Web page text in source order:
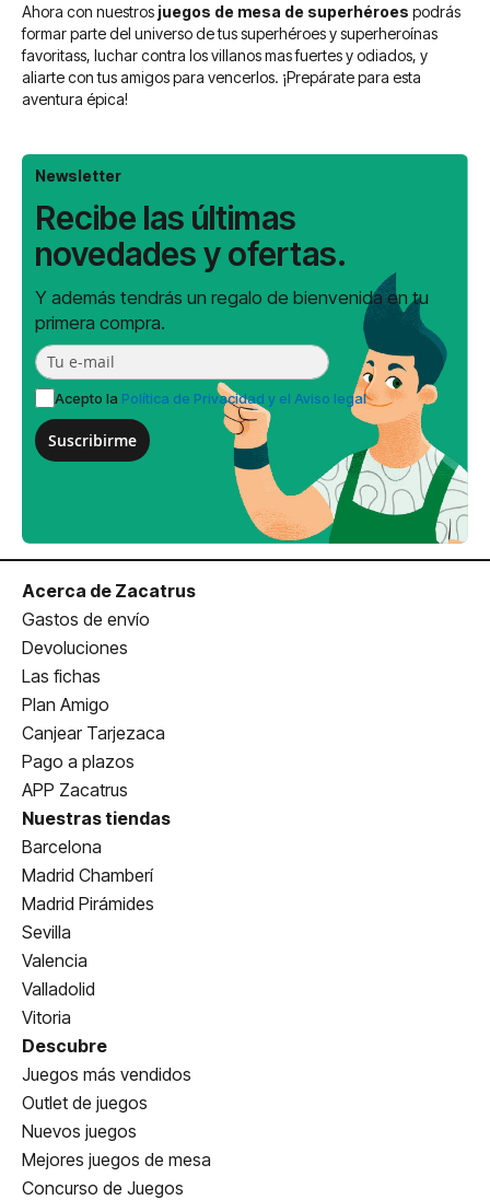
Ahora con nuestros juegos de mesa de superhéroes podrás
formar parte del universo de tus superhéroes y superheroínas
favoritass, luchar contra los villanos mas fuertes y odiados, y
aliarte con tus amigos para vencerlos. ¡Prepárate para esta
aventura épica!
Newsletter
Recibe las últimas
novedades y ofertas.
Y además tendrás un regalo de bienvenida en tu
primera compra.
Acepto la Política de Privacidad y el Aviso legal
Suscribirme
Acerca de Zacatrus
Gastos de envío
Devoluciones
Las fichas
Plan Amigo
Canjear Tarjezaca
Pago a plazos
APP Zacatrus
Nuestras tiendas
Barcelona
Madrid Chamberí
Madrid Pirámides
Sevilla
Valencia
Valladolid
Vitoria
Descubre
Juegos más vendidos
Outlet de juegos
Nuevos juegos
Mejores juegos de mesa
Concurso de Juegos